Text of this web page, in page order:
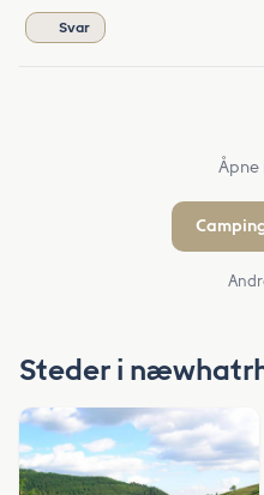
Svar
Åpne
Steder i